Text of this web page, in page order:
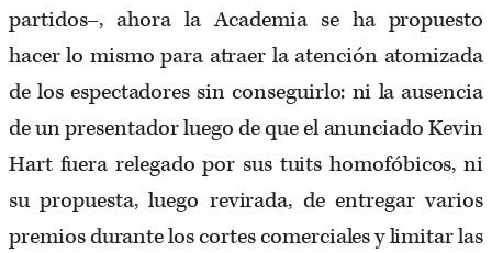
partidos–, ahora la Academia se ha propuesto
hacer lo mismo para atraer la atención atomizada
de los espectadores sin conseguirlo: ni la ausencia
de un presentador luego de que el anunciado Kevin
Hart fuera relegado por sus tuits homofóbicos, ni
su propuesta, luego revirada, de entregar varios
premios durante los cortes comerciales y limitar las